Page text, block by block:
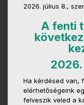
2026. július 8.,
A fenti
Ha kérdésed van,
elérhetőségeink
felveszik veled a